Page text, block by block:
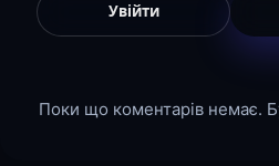
Увійти
Поки що коментарів немає.